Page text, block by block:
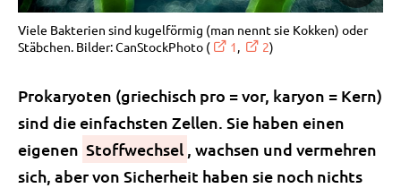
Viele Bakterien sind kugelförmig (man nennt sie Kokken) oder
Stäbchen. Bilder: CanStockPhoto (
1, 2)
Prokaryoten (griechisch pro = vor, karyon = Kern)
sind die einfachsten Zellen. Sie haben einen
eigenen Stoffwechsel , wachsen und vermehren
sich, aber von Sicherheit haben sie noch nichts